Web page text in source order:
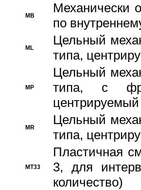
MB
Механически
по
ML
Цельный
типа,
MP
Цельный
типа, с
MR
Цельный
типа,
MT33
Пластичная
3, для
количество)